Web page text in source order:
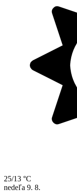
25/13 °C
nedeľa 9. 8.